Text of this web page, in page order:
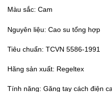
Màu sắc: Cam
Nguyên liệu: Cao su tổng hợp
Tiêu chuẩn: TCVN 5586-1991
Hãng sản xuất: Regeltex
Tính năng: Găng tay cách điện